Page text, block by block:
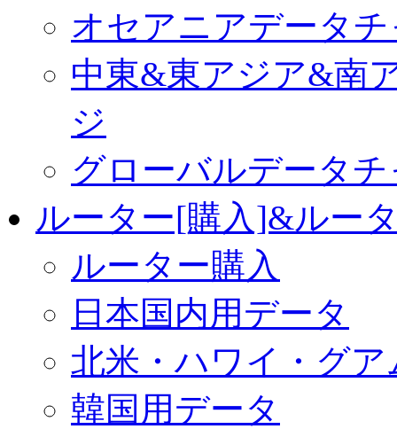
オセアニアデータ
中東&東アジア&南
ジ
グローバルデータ
ルーター[購入]&ルー
ルーター購入
日本国内用データ
北米・ハワイ・グ
韓国用データ